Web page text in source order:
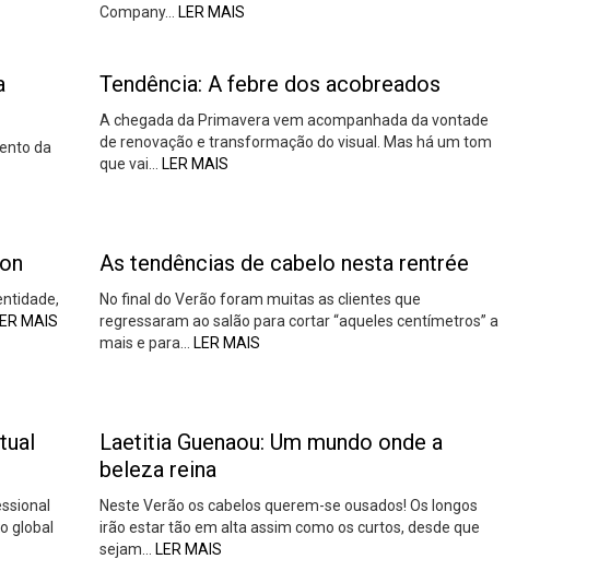
Company…
LER MAIS
da
Tendência: A febre dos acobreados
A chegada da Primavera vem acompanhada da vontade
de renovação e transformação do visual. Mas há um tom
que vai…
LER MAIS
MAIS
As tendências de cabelo nesta rentrée
No final do Verão foram muitas as clientes que
regressaram ao salão para cortar “aqueles centímetros” a
mais e para…
LER MAIS
global
Laetitia Guenaou: Um mundo onde a
beleza reina
Neste Verão os cabelos querem-se ousados! Os longos
irão estar tão em alta assim como os curtos, desde que
sejam…
LER MAIS